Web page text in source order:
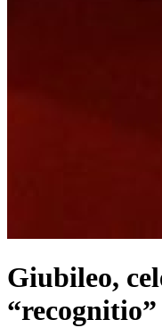
Giubileo,